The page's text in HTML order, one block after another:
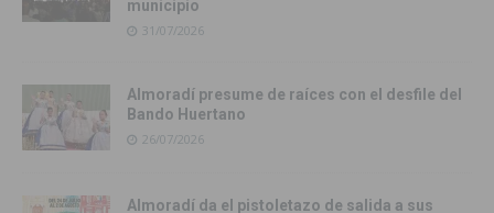
municipio
31/07/2026
Almoradí presume de raíces con el desfile del
Bando Huertano
26/07/2026
Almoradí da el pistoletazo de salida a sus